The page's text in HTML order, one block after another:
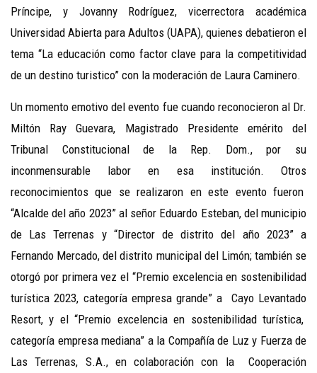
Príncipe, y Jovanny Rodríguez, vicerrectora académica
Universidad Abierta para Adultos (UAPA), quienes debatieron el
tema “La educación como factor clave para la competitividad
de un destino turistico” con la moderación de Laura Caminero.
Un momento emotivo del evento fue cuando reconocieron al Dr.
Miltón Ray Guevara, Magistrado Presidente emérito del
Tribunal Constitucional de la Rep. Dom., por su
inconmensurable labor en esa institución. Otros
reconocimientos que se realizaron en este evento fueron
“Alcalde del año 2023” al señor Eduardo Esteban, del municipio
de Las Terrenas y “Director de distrito del año 2023” a
Fernando Mercado, del distrito municipal del Limón; también se
otorgó por primera vez el “Premio excelencia en sostenibilidad
turística 2023, categoría empresa grande” a Cayo Levantado
Resort, y el “Premio excelencia en sostenibilidad turística,
categoría empresa mediana” a la Compañía de Luz y Fuerza de
Las Terrenas, S.A., en colaboración con la Cooperación